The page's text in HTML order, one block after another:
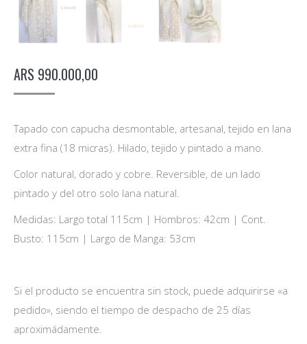
ARS 990.000,00
Tapado con capucha desmontable, artesanal, tejido en lana
extra fina (18 micras). Hilado, tejido y pintado a mano.
Color natural, dorado y cobre. Reversible, de un lado
pintado y del otro solo lana natural.
Medidas: Largo total 115cm | Hombros: 42cm | Cont.
Busto: 115cm | Largo de Manga: 53cm
Si el producto se encuentra sin stock, puede adquirirse «a
pedido», siendo el tiempo de despacho de 25 días
aproximádamente.